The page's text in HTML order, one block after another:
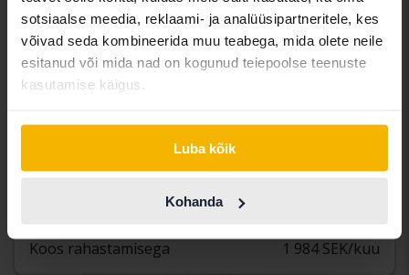
sotsiaalse meedia, reklaami- ja analüüsipartneritele, kes
võivad seda kombineerida muu teabega, mida olete neile
esitanud või mida nad on kogunud teiepoolse teenuste
kasutamise käigus.
Luba kõik
Kohanda
2.0 TDI Sportscombi 4MOTION
Diisel
Åkersberga (Runö)
Koos rahastamisega
1 984 SEK/kuu